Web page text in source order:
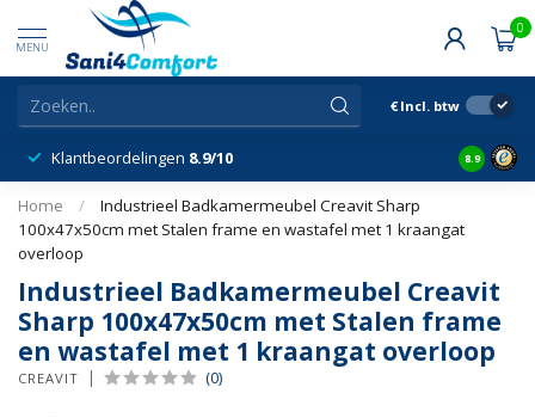
MENU
0
€ Incl. btw
Klantbeordelingen 8.9/10 8.9
Home /
Industrieel Badkamermeubel Creavit Sharp
100x47x50cm met Stalen frame en wastafel met 1 kraangat
overloop
Industrieel Badkamermeubel Creavit
Sharp 100x47x50cm met Stalen frame
en wastafel met 1 kraangat overloop
CREAVIT (0)